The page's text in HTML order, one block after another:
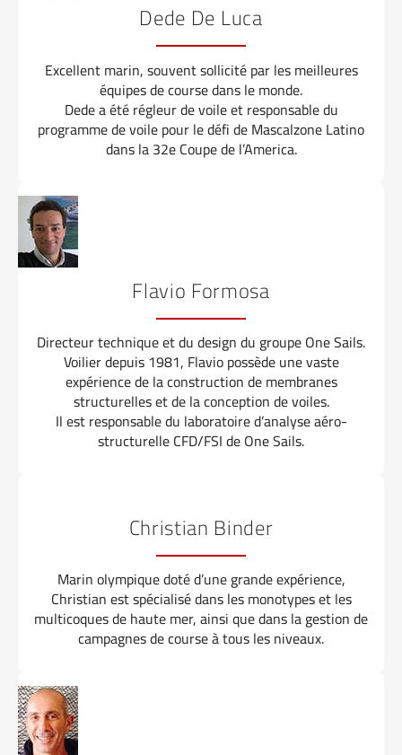
Dede De Luca
Excellent marin, souvent sollicité par les meilleures
équipes de course dans le monde.
Dede a été régleur de voile et responsable du
programme de voile pour le défi de Mascalzone Latino
dans la 32e Coupe de l’America.
Flavio Formosa
Directeur technique et du design du groupe One Sails.
Voilier depuis 1981, Flavio possède une vaste
expérience de la construction de membranes
structurelles et de la conception de voiles.
Il est responsable du laboratoire d’analyse aéro-
structurelle CFD/FSI de One Sails.
Christian Binder
Marin olympique doté d’une grande expérience,
Christian est spécialisé dans les monotypes et les
multicoques de haute mer, ainsi que dans la gestion de
campagnes de course à tous les niveaux.